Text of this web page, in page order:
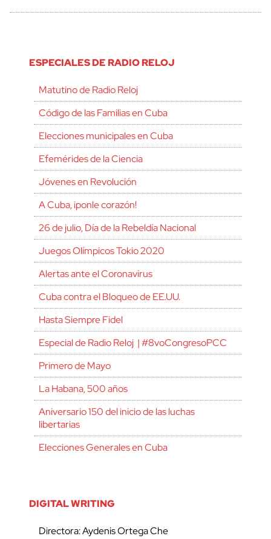
ESPECIALES DE RADIO RELOJ
Matutino de Radio Reloj
Código de las Familias en Cuba
Elecciones municipales en Cuba
Efemérides de la Ciencia
Jóvenes en Revolución
A Cuba, ¡ponle corazón!
26 de julio, Día de la Rebeldía Nacional
Juegos Olímpicos Tokio 2020
Alertas ante el Coronavirus
Cuba contra el Bloqueo de EE.UU.
Hasta Siempre Fidel
Especial de Radio Reloj | #8voCongresoPCC
Primero de Mayo
La Habana, 500 años
Aniversario 150 del inicio de las luchas
libertarias
Elecciones Generales en Cuba
DIGITAL WRITING
Directora: Aydenis Ortega Che